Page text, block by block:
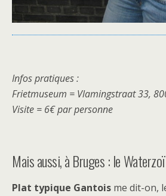
Infos pratiques :
Frietmuseum = Vlamingstraat 33,
Visite = 6€ par personne
Mais aussi, à Bruges : le
Plat typique Gantois me dit-on,